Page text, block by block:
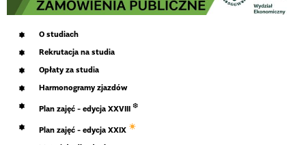
O studiach
Rekrutacja na studia
Opłaty za studia
Harmonogramy zjazdów
Plan zajęć - edycja XXVIII❆
Plan zajęć - edycja XXIX